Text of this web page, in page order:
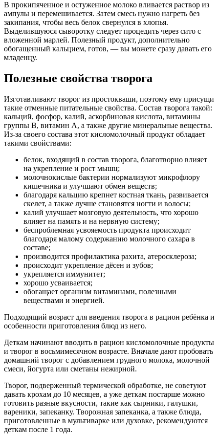
В прокипяченное и остуженное молоко вливается раствор из
ампулы и перемешивается. Затем смесь нужно нагреть без
закипания, чтобы весь белок свернулся в хлопья.
Выделившуюся сыворотку следует процедить через сито с
вложенной марлей. Полезный продукт, дополнительно
обогащенный кальцием, готов, — вы можете сразу давать его
младенцу.
Полезные свойства творога
Изготавливают творог из простокваши, поэтому ему присущи
такие отменные питательные свойства. Состав творога такой:
кальций, фосфор, калий, аскорбиновая кислота, витамины
группы В, витамин А, а также другие минеральные вещества.
Из-за своего состава этот кисломолочный продукт обладает
такими свойствами:
белок, входящий в состав творога, благотворно влияет
на укрепление и рост мышц;
молочнокислые бактерии нормализуют микрофлору
кишечника и улучшают обмен веществ;
благодаря кальцию крепнет костная ткань, развивается
скелет, а также лучше становятся ногти и волосы;
калий улучшает мозговую деятельность, что хорошо
влияет на память и на нервную систему;
беспроблемная усвояемость продукта происходит
благодаря малому содержанию молочного сахара в
составе;
производится профилактика рахита, атеросклероза;
происходит укрепление дёсен и зубов;
укрепляется иммунитет;
хорошо усваивается;
обогащает организм витаминами, полезными
веществами и энергией.
Подходящий возраст для введения творога в рацион ребёнка и
особенности приготовления блюд из него.
Деткам начинают вводить в рацион кисломолочные продукты
и творог в восьмимесячном возрасте. Вначале дают пробовать
домашний творог с добавлением грудного молока, молочной
смеси, йогурта или сметаны нежирной.
Творог, подверженный термической обработке, не советуют
давать крохам до 10 месяцев, а уже деткам постарше можно
готовить разные вкусности, такие как сырники, галушки,
вареники, запеканку. Творожная запеканка, а также блюда,
приготовленные в мультиварке или духовке, рекомендуются
деткам после 1 года.